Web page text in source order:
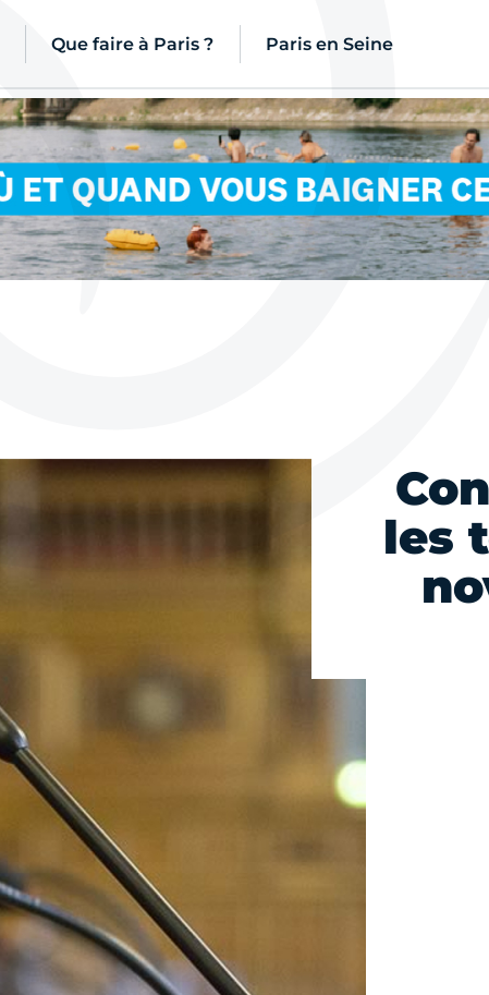
Que faire à Paris ? Paris en Seine
les